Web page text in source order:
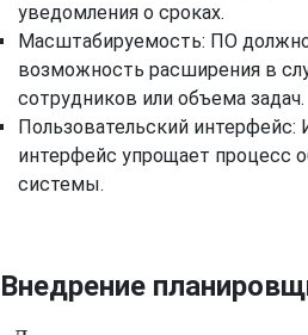
уведомления о сроках.
Масштабируемость: ПО
возможность расширения в
сотрудников или объема задач.
Пользовательский
интерфейс упрощает процесс
системы.
Внедрение